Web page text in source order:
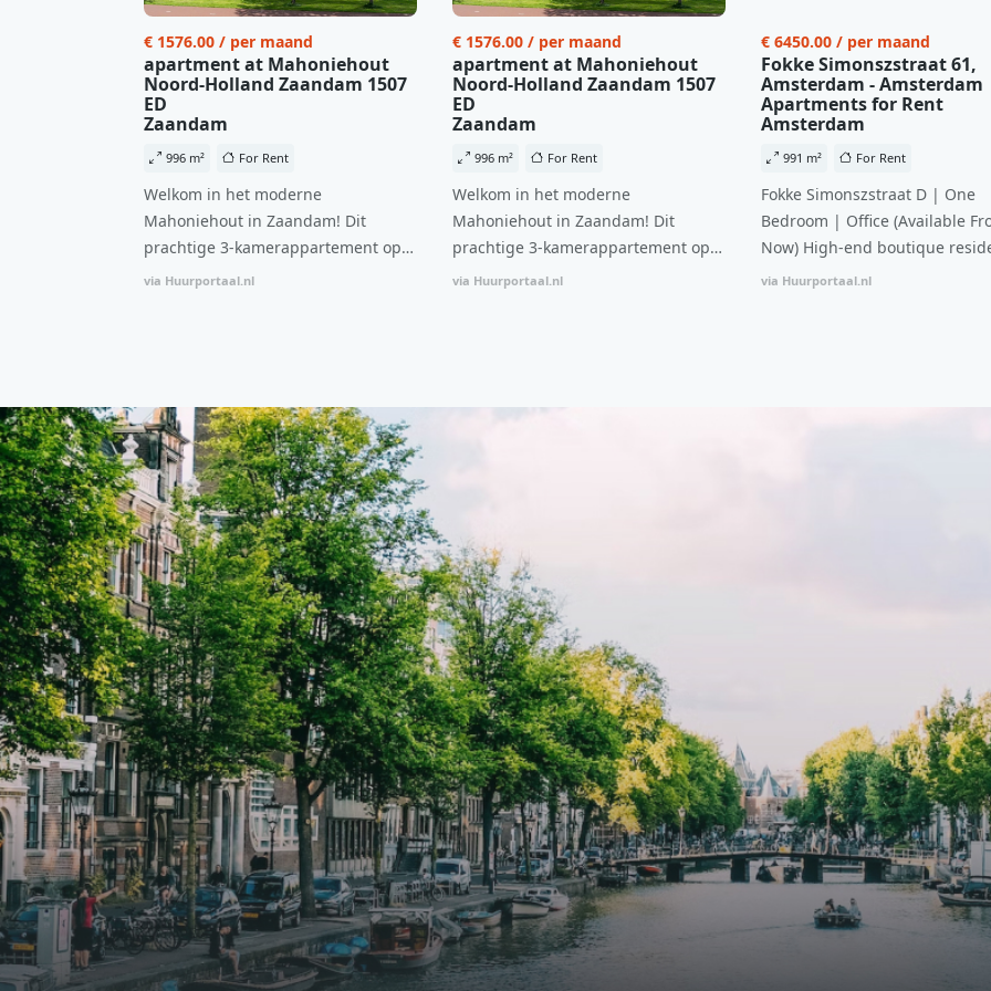
€ 1576.00 / per maand
apartment at Mahoniehout
Noord-Holland Zaandam 1507
ED
Zaandam
996 m² For Rent
Welkom in het moderne
Mahoniehout in Zaandam! Dit
prachtige 3-kamerappartement op
de 6e verdieping biedt een ideale
van €107,50 per maand is dit een
geweldige kans voor professionals
die op zoek zijn naar een woning die
direct beschikbaar is vanaf 1 april
2026. Bij binnenkomst word je
verwelkomd in een ruime
woonkamer met open keuken,
samen goed voor 44 m² aan
leefruimte. De lichte woonkamer
biedt genoeg ruimte voor een
gezellige zithoek én een stijlvolle
eethoek. De keuken is van alle
gemakken voorzien, perfect voor het
bereiden van heerlijke maaltijden.
Vanuit de woonkamer stap je zo het
balkon op, waar je kunt genieten
van een prachtig uitzicht en een
moment van rust. De woning
beschikt over twee comfortabele
slaapkamers van respectievelijk 12,1
m² en 8 m². Beide kamers bieden tal
van mogelijkheden, zoals een fijne
via Huurportaal.nl
€ 1576.00 / per maand
apartment at Mahoniehout
Noord-Holland Zaandam 1507
ED
Zaandam
996 m² For Rent
Welkom in het moderne
Mahoniehout in Zaandam! Dit
prachtige 3-kamerappartement op
de 6e verdieping biedt een ideale
van €107,50 per maand is dit een
woonkamer met open keuken,
samen goed voor 44 m² aan
leefruimte. De lichte woonkamer
biedt genoeg ruimte voor een
gezellige zithoek én een stijlvolle
eethoek. De keuken is van alle
gemakken voorzien, perfect voor het
bereiden van heerlijke maaltijden.
Vanuit de woonkamer stap je zo het
balkon op, waar je kunt genieten
van een prachtig uitzicht en een
moment van rust. De woning
beschikt over twee comfortabele
slaapkamers van respectievelijk 12,1
m² en 8 m². Beide kamers bieden tal
van mogelijkheden, zoals een fijne
via Huurportaal.nl
€ 6450.00 / per maand
Fokke Simonszstraat 61,
Amsterdam - Amsterdam
Apartments for Rent
Amsterdam
991 m² For Rent
Fokke Simonszstraat D | One
Bedroom | Office (Available
Now) High-end boutique
complex in De Pijp feautring an
storage and secure bicycle
with an elegant lobby with an
elevator and green communal
spaces.The building
solar panels to generate
supply. The windows have
control glazing, and the
have climate control driven by
thermal energy storage
Underfloor heating and
via Huurportaal.nl